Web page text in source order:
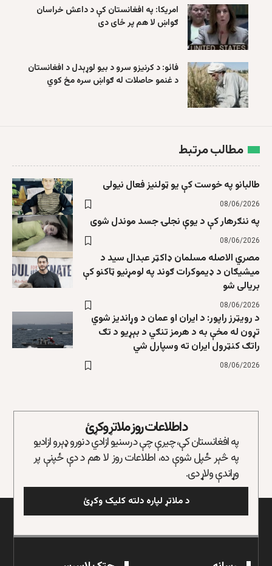
امریکا: په افغانستان کې د داعش خراسان
ګواښ لا هم پر ځای دی
فائو: د کرنیزو سرو د بیو لوړېدل د افغانستان
د غنمو حاصلات له ګواښ سره مخ کوي
مطالب مرتبط
طالبانو په خوست کې یو ټولنیز فعال نیولی
08/06/2026
په ننګرهار کې د یوې نجلۍ جسد موندل شوی
08/06/2026
مصري الاصله مسلمان ډاکټر عبدال سید د
میشیګان د ډیموکرات ګوند په لومړنیو ټاکنو کې
بریالی شو
08/06/2026
د رویټرز راپور: د ایران او عمان د وړاندیز شوي
تړون له مخې به د هرمز تنګي د بېړیو د تګ
راتګ کنټرول ایران ته وسپارل شي
08/06/2026
د اطلاعات روز ملاتړ وکړئ
په افغانستان کې، چیرې چې د رسنیو ازادي د نورو ډېرو ازادیو
په څېر ځپل شوې ده، اطلاعات روز لا هم د دې ځپنې پر
وړاندې ولاړ دی.
د ملاتړ لپاره دلته کلیک وکړئ